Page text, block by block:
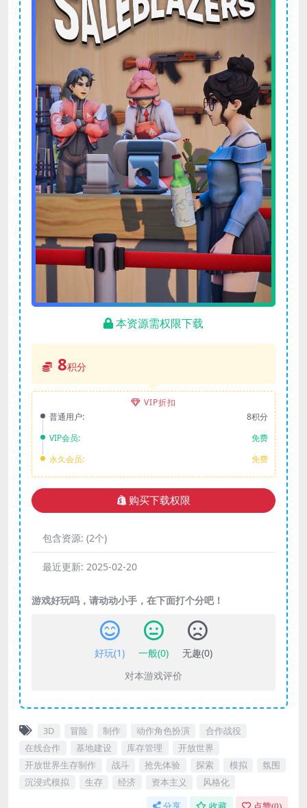
本资源需权限下载
8积分
VIP折扣
普通用户:
8积分
VIP会员:
免费
永久会员:
免费
购买下载权限
包含资源: (2个)
最近更新: 2025-02-20
游戏好玩吗，请动动小手，在下面打个分吧！
好玩(1) 一般(0) 无趣(0)
对本游戏评价
3D 冒险 制作 动作角色扮演
合作战役
在线合作
基地建设 库存管理
开放世界
开放世界生存制作
战斗 抢先体验 探索 模拟
氛围
沉浸式模拟
生存 经济 资本主义 风格化